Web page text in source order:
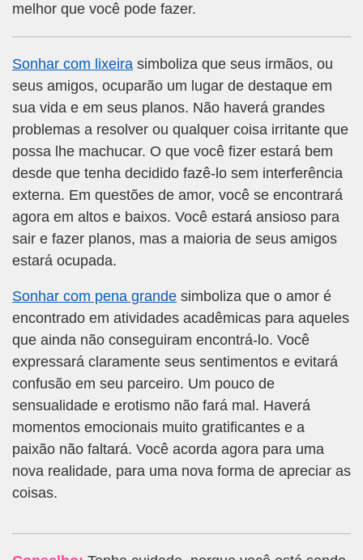
melhor que você pode fazer.
Sonhar com lixeira simboliza que seus irmãos, ou
seus amigos, ocuparão um lugar de destaque em
sua vida e em seus planos. Não haverá grandes
problemas a resolver ou qualquer coisa irritante que
possa lhe machucar. O que você fizer estará bem
desde que tenha decidido fazê-lo sem interferência
externa. Em questões de amor, você se encontrará
agora em altos e baixos. Você estará ansioso para
sair e fazer planos, mas a maioria de seus amigos
estará ocupada.
Sonhar com pena grande simboliza que o amor é
encontrado em atividades acadêmicas para aqueles
que ainda não conseguiram encontrá-lo. Você
expressará claramente seus sentimentos e evitará
confusão em seu parceiro. Um pouco de
sensualidade e erotismo não fará mal. Haverá
momentos emocionais muito gratificantes e a
paixão não faltará. Você acorda agora para uma
nova realidade, para uma nova forma de apreciar as
coisas.